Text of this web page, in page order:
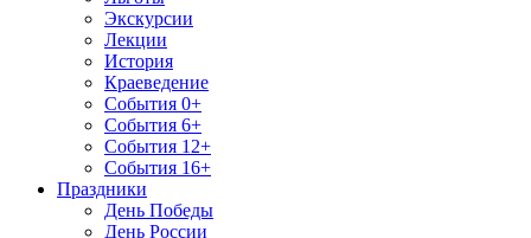
Экскурсии
Лекции
История
Краеведение
События 0+
События 6+
События 12+
События 16+
Праздники
День Победы
День России